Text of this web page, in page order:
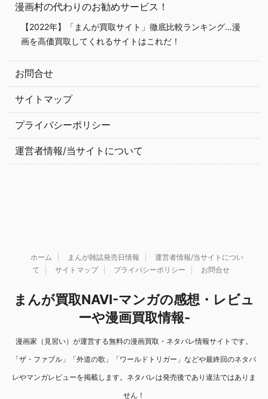
漫画村の代わりのお勧めサービス！
【2022年】「まんが買取サイト」徹底比較ランキング…漫
画を高価買取してくれるサイトはこれだ！
お問合せ
サイトマップ
プライバシーポリシー
運営者情報/当サイトについて
ホーム まんが雑誌発売日情報
運営者情報/当サイトについ
て
サイトマップ プライバシーポリシー お問合せ
まんが買取NAVI-マンガの感想・レビュ
ーや漫画買取情報-
漫画家（見習い）が運営する無料の漫画買取・ネタバレ情報サイトです。
「ザ・ファブル」「外道の歌」「ワールドトリガー」などや最終回のネタバ
レやマンガレビューを掲載します。ネタバレは発売後であり違法ではありま
せん！